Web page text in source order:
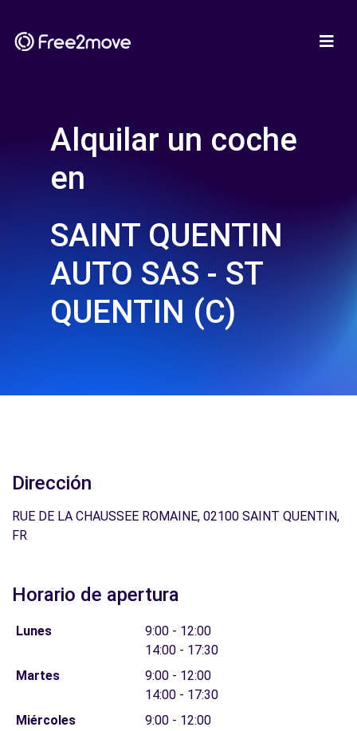
Alquilar un coche
en
SAINT QUENTIN
AUTO SAS - ST
QUENTIN (C)
Dirección
RUE DE LA CHAUSSEE ROMAINE, 02100 SAINT QUENTIN,
FR
Horario de apertura
Lunes
9:00 - 12:00
14:00 - 17:30
Martes
9:00 - 12:00
14:00 - 17:30
Miércoles
9:00 - 12:00